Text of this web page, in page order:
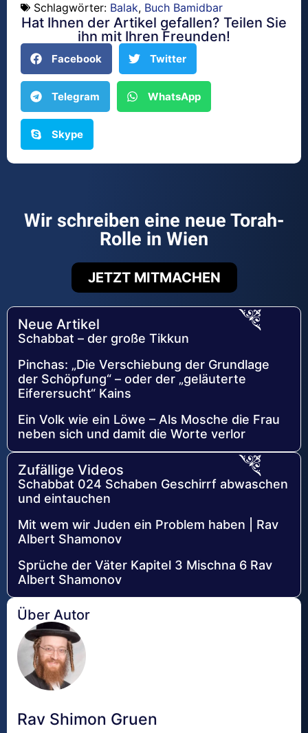
Schlagwörter: Balak, Buch Bamidbar
Hat Ihnen der Artikel gefallen? Teilen Sie
ihn mit Ihren Freunden!
Facebook Twitter
Telegram WhatsApp
Skype
Wir schreiben eine neue Torah-
Rolle in Wien
JETZT MITMACHEN
Neue Artikel
Schabbat – der große Tikkun
Pinchas: „Die Verschiebung der Grundlage
der Schöpfung“ – oder der „geläuterte
Eiferersucht“ Kains
Ein Volk wie ein Löwe – Als Mosche die Frau
neben sich und damit die Worte verlor
Zufällige Videos
Schabbat 024 Schaben Geschirrf abwaschen
und eintauchen
Mit wem wir Juden ein Problem haben | Rav
Albert Shamonov
Sprüche der Väter Kapitel 3 Mischna 6 Rav
Albert Shamonov
Über Autor
Rav Shimon Gruen